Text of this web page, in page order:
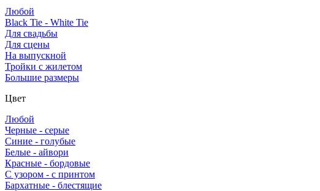
Любой
Black Tie - White Tie
Для свадьбы
Для сцены
На выпускной
Тройки с жилетом
Большие размеры
Цвет
Любой
Черные - серые
Синие - голубые
Белые - айвори
Красные - бордовые
С узором - с принтом
Бархатные - блестящие